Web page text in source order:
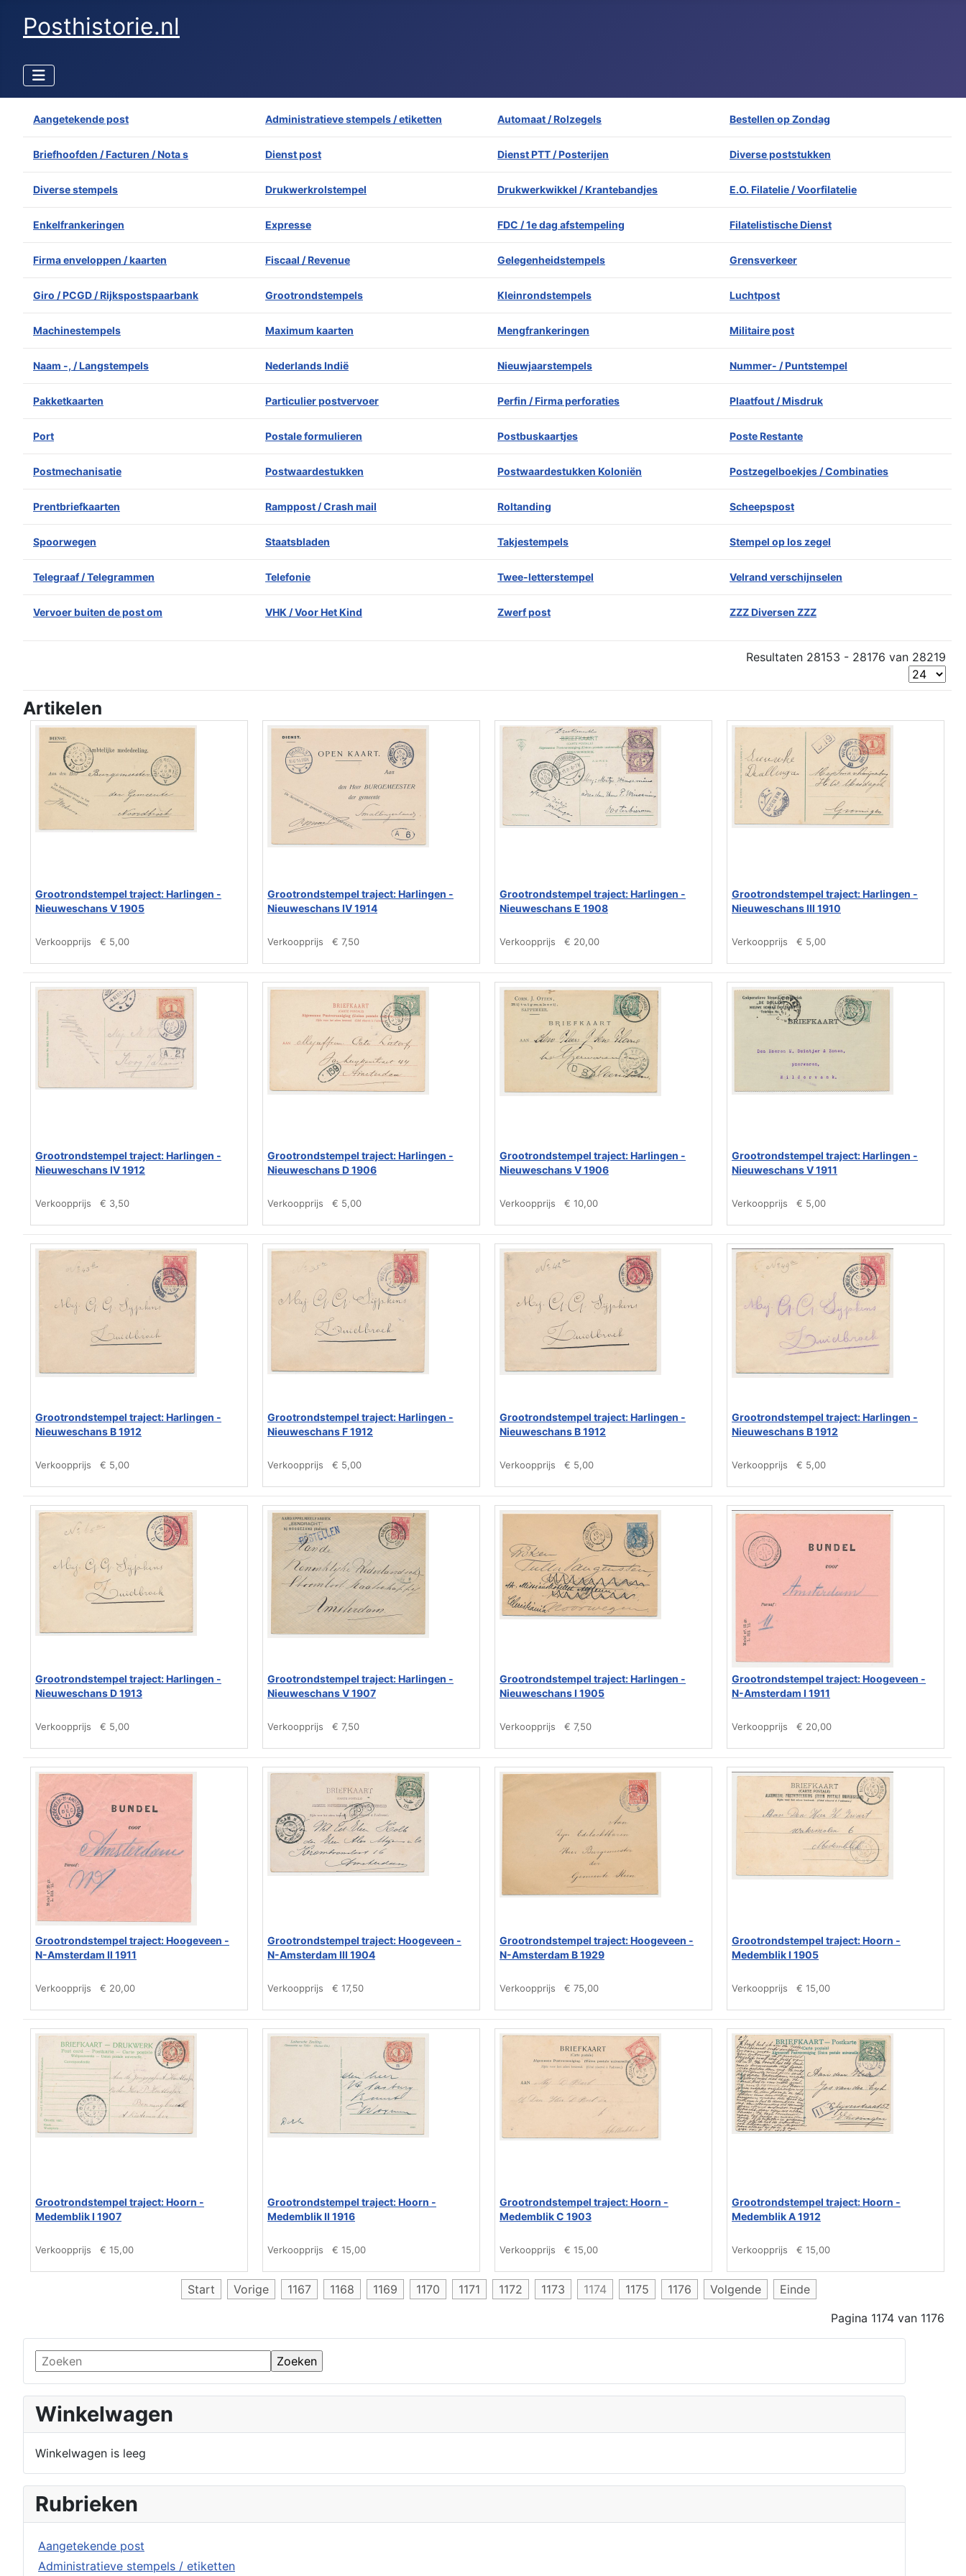
Posthistorie.nl
Winkelwagen
Winkelwagen is leeg
Rubrieken
Aangetekende post
Administratieve stempels / etiketten
Aangetekende post Administratieve stempels / etiketten Automaat / Rolzegels Bestellen op Zondag
Briefhoofden / Facturen / Nota s Dienst post Dienst PTT / Posterijen Diverse poststukken
Diverse stempels Drukwerkrolstempel Drukwerkwikkel / Krantebandjes E.O. Filatelie / Voorfilatelie
Enkelfrankeringen Expresse FDC / 1e dag afstempeling Filatelistische Dienst
Firma enveloppen / kaarten Fiscaal / Revenue Gelegenheidstempels Grensverkeer
Giro / PCGD / Rijkspostspaarbank Grootrondstempels Kleinrondstempels Luchtpost
Machinestempels Maximum kaarten Mengfrankeringen Militaire post
Naam -, / Langstempels Nederlands Indië Nieuwjaarstempels Nummer- / Puntstempel
Pakketkaarten Particulier postvervoer Perfin / Firma perforaties Plaatfout / Misdruk
Port Postale formulieren Postbuskaartjes Poste Restante
Postmechanisatie Postwaardestukken Postwaardestukken Koloniën Postzegelboekjes / Combinaties
Prentbriefkaarten Ramppost / Crash mail Roltanding Scheepspost
Spoorwegen Staatsbladen Takjestempels Stempel op los zegel
Telegraaf / Telegrammen Telefonie Twee-letterstempel Velrand verschijnselen
Vervoer buiten de post om VHK / Voor Het Kind Zwerf post ZZZ Diversen ZZZ
Resultaten 28153 - 28176 van 28219
Artikelen
Grootrondstempel traject: Harlingen -
Nieuweschans V 1905
Verkoopprijs € 5,00
Grootrondstempel traject: Harlingen -
Nieuweschans IV 1914
Verkoopprijs € 7,50
Grootrondstempel traject: Harlingen -
Nieuweschans E 1908
Verkoopprijs € 20,00
Grootrondstempel traject: Harlingen -
Nieuweschans III 1910
Verkoopprijs € 5,00
Grootrondstempel traject: Harlingen -
Nieuweschans IV 1912
Verkoopprijs € 3,50
Grootrondstempel traject: Harlingen -
Nieuweschans D 1906
Verkoopprijs € 5,00
Grootrondstempel traject: Harlingen -
Nieuweschans V 1906
Verkoopprijs € 10,00
Grootrondstempel traject: Harlingen -
Nieuweschans V 1911
Verkoopprijs € 5,00
Grootrondstempel traject: Harlingen -
Nieuweschans B 1912
Verkoopprijs € 5,00
Grootrondstempel traject: Harlingen -
Nieuweschans F 1912
Verkoopprijs € 5,00
Grootrondstempel traject: Harlingen -
Nieuweschans B 1912
Verkoopprijs € 5,00
Grootrondstempel traject: Harlingen -
Nieuweschans B 1912
Verkoopprijs € 5,00
Grootrondstempel traject: Harlingen -
Nieuweschans D 1913
Verkoopprijs € 5,00
Grootrondstempel traject: Harlingen -
Nieuweschans V 1907
Verkoopprijs € 7,50
Grootrondstempel traject: Harlingen -
Nieuweschans I 1905
Verkoopprijs € 7,50
Grootrondstempel traject: Hoogeveen -
N-Amsterdam I 1911
Verkoopprijs € 20,00
Grootrondstempel traject: Hoogeveen -
N-Amsterdam II 1911
Verkoopprijs € 20,00
Grootrondstempel traject: Hoogeveen -
N-Amsterdam III 1904
Verkoopprijs € 17,50
Grootrondstempel traject: Hoogeveen -
N-Amsterdam B 1929
Verkoopprijs € 75,00
Grootrondstempel traject: Hoorn -
Medemblik I 1905
Verkoopprijs € 15,00
Grootrondstempel traject: Hoorn -
Medemblik I 1907
Verkoopprijs € 15,00
Grootrondstempel traject: Hoorn -
Medemblik II 1916
Verkoopprijs € 15,00
Grootrondstempel traject: Hoorn -
Medemblik C 1903
Verkoopprijs € 15,00
Grootrondstempel traject: Hoorn -
Medemblik A 1912
Verkoopprijs € 15,00
Start Vorige 1167 1168 1169 1170 1171 1172 1173 1174 1175 1176 Volgende
Einde
Pagina 1174 van 1176